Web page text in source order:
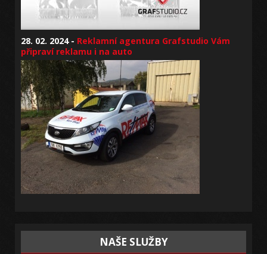
28. 02. 2024 - Reklamní agentura Grafstudio Vám
připraví reklamu i na auto
NAŠE SLUŽBY